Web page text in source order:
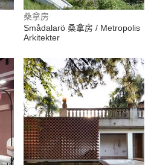
桑拿房
Smådalarö 桑拿房 / Metropolis
Arkitekter